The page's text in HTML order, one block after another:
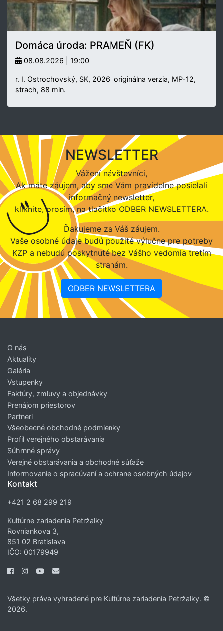
Domáca úroda: PRAMEŇ (FK)
08.08.2026 | 19:00
r. I. Ostrochovský, SK, 2026, originálna verzia, MP-12,
strach, 88 min.
NEWSLETTER
Vážení návštevníci,
Ak máte záujem, aby sme Vám pravidelne posielali
informačný newsletter,
kliknite, prosím, na tlačítko ODBER NEWSLETTERA.
Ďakujeme za Váš záujem.
Vaše osobné údaje budú použité výlučne pre potreby
KZP a nebudú poskytnuté bez Vášho vedomia tretím
stranám.
ODBER NEWSLETTERA
O nás
Aktuality
Galéria
Vstupenky
Faktúry, zmluvy a objednávky
Prenájom priestorov
Partneri
Všeobecné obchodné podmienky
Profil verejného obstarávania
Súhrnné správy
Verejné obstarávania a obchodné súťaže
Informovanie o spracúvaní a ochrane osobných údajov
Kontakt
+421 2 68 299 219
Kultúrne zariadenia Petržalky
Rovniankova 3,
851 02 Bratislava
IČO: 00179949
Všetky práva vyhradené pre Kultúrne zariadenia Petržalky. ©
2026.